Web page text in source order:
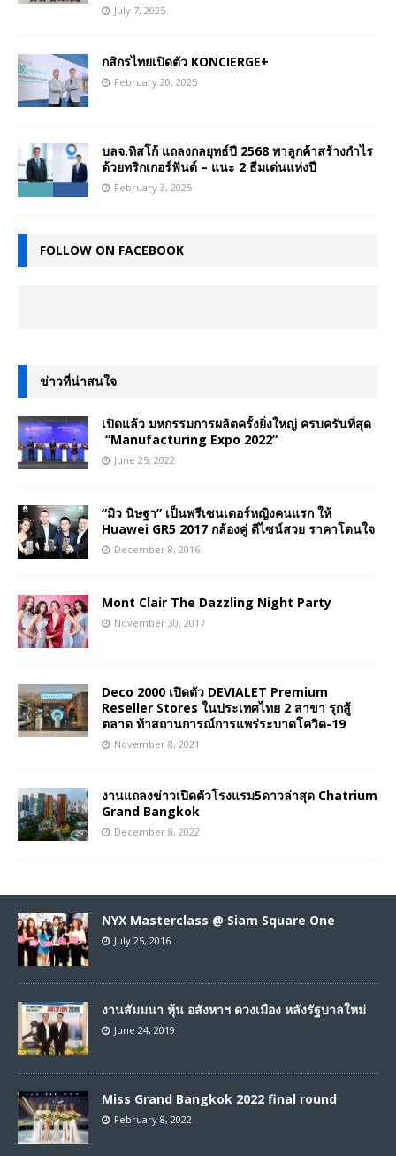
July 7, 2025
กสิกรไทยเปิดตัว KONCIERGE+
February 20, 2025
บลจ.ทิสโก้ แถลงกลยุทธ์ปี 2568 พาลูกค้าสร้างกำไร
ด้วยทริกเกอร์ฟันด์ – แนะ 2 ธีมเด่นแห่งปี
February 3, 2025
FOLLOW ON FACEBOOK
ข่าวที่น่าสนใจ
เปิดแล้ว มหกรรมการผลิตครั้งยิ่งใหญ่ ครบครันที่สุด
“Manufacturing Expo 2022”
June 25, 2022
“มิว นิษฐา” เป็นพรีเซนเตอร์หญิงคนแรก ให้
Huawei GR5 2017 กล้องคู่ ดีไซน์สวย ราคาโดนใจ
December 8, 2016
Mont Clair The Dazzling Night Party
November 30, 2017
Deco 2000 เปิดตัว DEVIALET Premium
Reseller Stores ในประเทศไทย 2 สาขา รุกสู้
ตลาด ท้าสถานการณ์การแพร่ระบาดโควิด-19
November 8, 2021
งานแถลงข่าวเปิดตัวโรงแรม5ดาวล่าสุด Chatrium
Grand Bangkok
December 8, 2022
NYX Masterclass @ Siam Square One
July 25, 2016
งานสัมมนา หุ้น อสังหาฯ ดวงเมือง หลังรัฐบาลใหม่
June 24, 2019
Miss Grand Bangkok 2022 final round
February 8, 2022